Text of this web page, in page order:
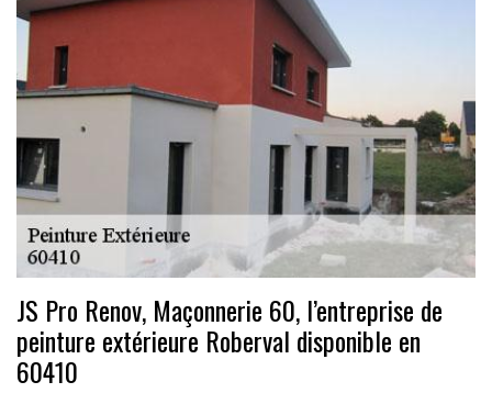
JS Pro Renov, Maçonnerie 60, l’entreprise de
peinture extérieure Roberval disponible en
60410